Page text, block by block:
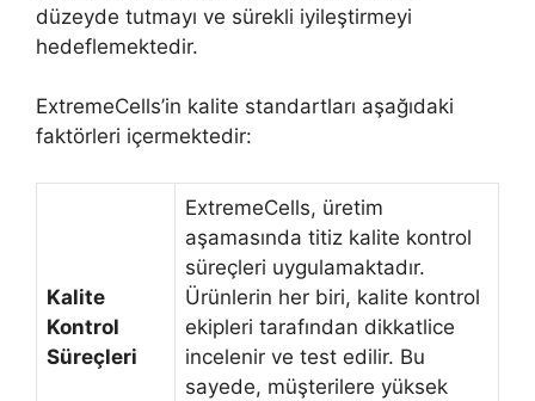
düzeyde tutmayı ve sürekli iyileştirmeyi
hedeflemektedir.
ExtremeCells’in kalite standartları aşağıdaki
faktörleri içermektedir:
Kalite
Kontrol
Süreçleri
ExtremeCells, üretim
aşamasında titiz kalite kontrol
süreçleri uygulamaktadır.
Ürünlerin her biri, kalite kontrol
ekipleri tarafından dikkatlice
incelenir ve test edilir. Bu
sayede, müşterilere yüksek